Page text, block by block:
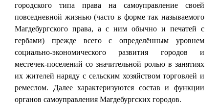
городского типа права на самоуправление своей
повседневной жизнью (часто в форме так называемого
Магдебургского права, а с ним обычно и печатей с
гербами) прежде всего с определённым уровнем
социально-экономического развития городов и
местечек-поселений со значительной ролью в занятиях
их жителей наряду с сельским хозяйством торговлей и
ремеслом. Далее характеризуются состав и функции
органов самоуправления Магдебургских городов.